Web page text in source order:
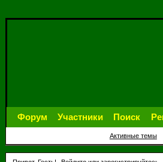
Форум Участники Поиск
Активные темы